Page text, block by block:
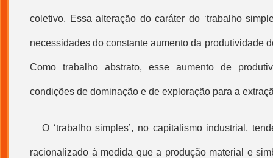
coletivo. Essa alteração do caráter do ‘trabalho
necessidades do constante aumento da produtividade
Como trabalho abstrato, esse aumento de
condições de dominação e de exploração para a
O ‘trabalho simples’, no capitalismo industrial,
racionalizado à medida que a produção material e